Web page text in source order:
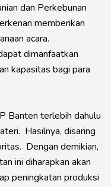
dan Perkebunan
memberikan
acara.
dimanfaatkan
kapasitas bagi para
Banten terlebih dahulu
Hasilnya, disaring
Dengan demikian,
ini diharapkan akan
peningkatan produksi